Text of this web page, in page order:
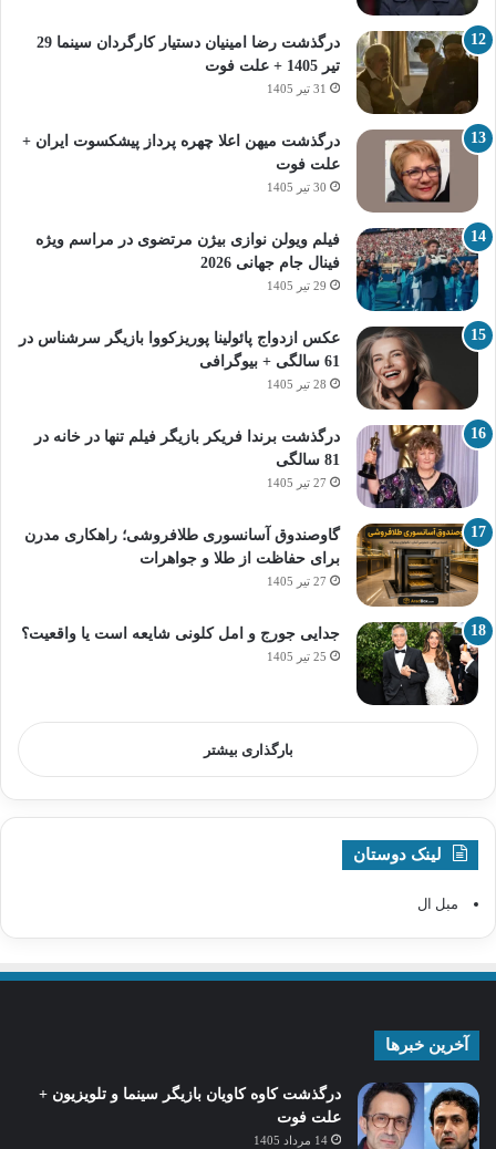
درگذشت رضا امینیان دستیار کارگردان سینما 29
تیر 1405 + علت فوت
31 تیر 1405
درگذشت میهن اعلا چهره پرداز پیشکسوت ایران +
علت فوت
30 تیر 1405
فیلم ویولن نوازی بیژن مرتضوی در مراسم ویژه
فینال جام جهانی 2026
29 تیر 1405
عکس ازدواج پائولینا پوریزکووا بازیگر سرشناس در
61 سالگی + بیوگرافی
28 تیر 1405
درگذشت برندا فریکر بازیگر فیلم تنها در خانه در
81 سالگی
27 تیر 1405
گاوصندوق آسانسوری طلافروشی؛ راهکاری مدرن
برای حفاظت از طلا و جواهرات
27 تیر 1405
جدایی جورج و امل کلونی شایعه است یا واقعیت؟
25 تیر 1405
بارگذاری بیشتر
لینک دوستان
مبل ال
آخرین خبرها
درگذشت کاوه کاویان بازیگر سینما و تلویزیون +
علت فوت
14 مرداد 1405